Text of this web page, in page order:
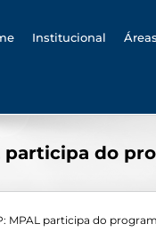
Institucional
participa do
MPAL participa do